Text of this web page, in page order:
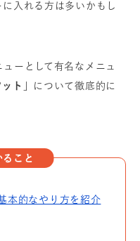
入れる方は多いかもし
ーとして有名なメニュ
ト」
について徹底的に
こと
本的なやり方を紹介